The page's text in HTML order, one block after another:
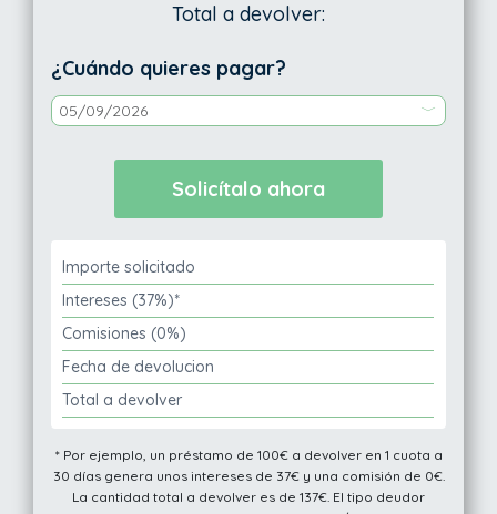
Total a devolver:
¿Cuándo quieres pagar?
Importe solicitado
Intereses (37%)*
Comisiones (0%)
Fecha de devolucion
Total a devolver
* Por ejemplo, un préstamo de 100€ a devolver en 1 cuota a
30 días genera unos intereses de 37€ y una comisión de 0€.
La cantidad total a devolver es de 137€. El tipo deudor